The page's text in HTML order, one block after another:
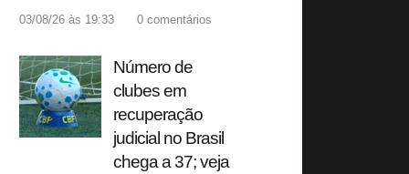
03/08/26 às 19:33 0 comentários
Número de
clubes em
recuperação
judicial no Brasil
chega a 37; veja